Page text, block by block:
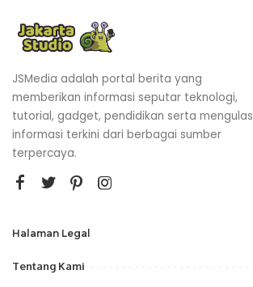
JSMedia adalah portal berita yang
memberikan informasi seputar teknologi,
tutorial, gadget, pendidikan serta mengulas
informasi terkini dari berbagai sumber
terpercaya.
Halaman Legal
Tentang Kami